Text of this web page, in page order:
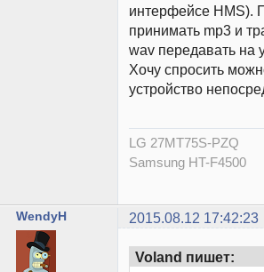
интерфейсе HMS).
принимать mp3 и
wav передавать на
Хочу спросить
устройство
LG 27MT75S-PZQ
Samsung HT-F4500
WendyH 2015.08.12 17:42:23
Voland пишет: